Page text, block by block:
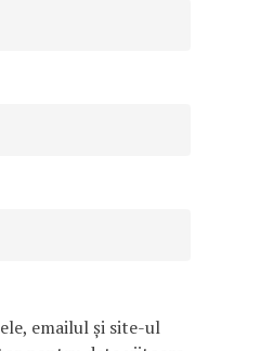
emailul și site-ul